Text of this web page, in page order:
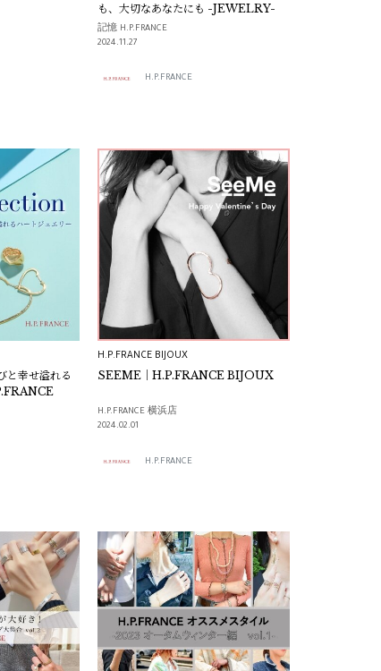
も、大切なあなたにも -JEWELRY-
記憶 H.P.FRANCE
2024.11.27
H.P.FRANCE
幸せ溢れる
エリー- H.P.FRANCE
H.P.FRANCE BIJOUX
SEEME｜H.P.FRANCE BIJOUX
H.P.FRANCE 横浜店
2024.02.01
H.P.FRANCE